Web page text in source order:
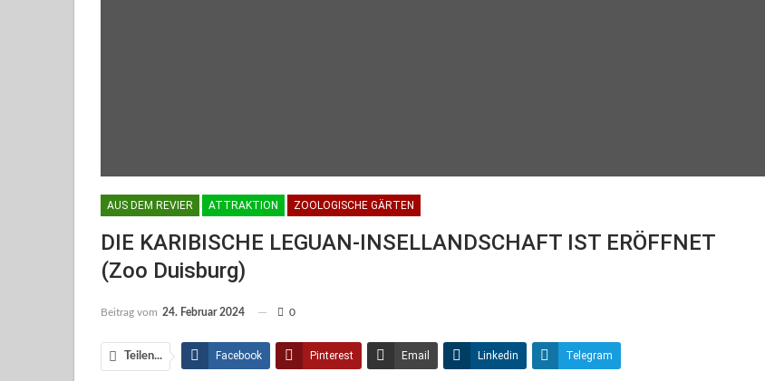
AUS DEM REVIER ATTRAKTION ZOOLOGISCHE GÄRTEN
DIE KARIBISCHE LEGUAN-INSELLANDSCHAFT IST ERÖFFNET
(Zoo Duisburg)
Beitrag vom 24. Februar 2024 0
Teilen... Facebook Pinterest Email Linkedin Telegram